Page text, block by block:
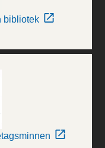
bibliotek